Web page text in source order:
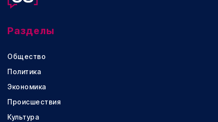
Разделы
Общество
Политика
Экономика
Происшествия
Культура